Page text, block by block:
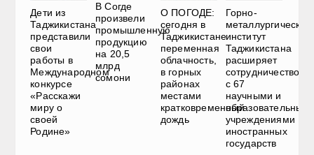
Дети из
Таджикистана
представили
свои
работы в
Международном
конкурсе
«Расскажи
миру о
своей
Родине»
В Согде
произвели
промышленную
продукцию
на 20,5
млрд
сомони
О ПОГОДЕ:
сегодня в
Таджикистане
переменная
облачность,
в горных
районах
местами
кратковременный
дождь
Горно-
металлургический
институт
Таджикистана
расширяет
сотрудничество
с 67
научными и
учреждениями
иностранных
государств